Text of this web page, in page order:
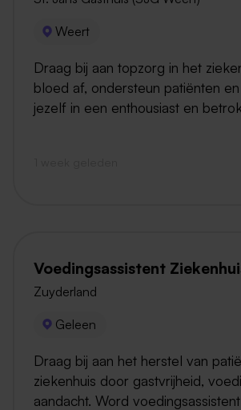
Weert
Draag bij aan topzorg in het
bloed af, ondersteun patiënten
jezelf in een enthousiast en
Voedingsassistent
Zuyderland
Geleen
Draag bij aan het herstel van
ziekenhuis door gastvrijheid,
aandacht. Word